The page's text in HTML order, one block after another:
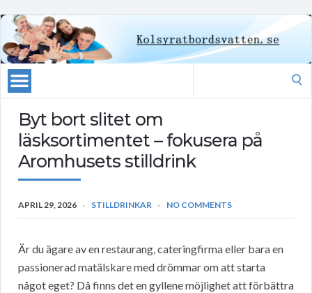
Byt bort slitet om
läsksortimentet – fokusera på
Aromhusets stilldrink
APRIL 29, 2026 STILLDRINKAR NO COMMENTS
Är du ägare av en restaurang, cateringfirma eller bara en
passionerad matälskare med drömmar om att starta
något eget? Då finns det en gyllene möjlighet att förbättra